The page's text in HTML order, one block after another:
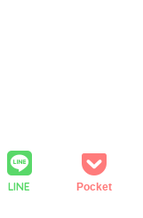
LINE Pocket